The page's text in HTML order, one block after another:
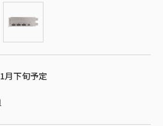
月下旬予定